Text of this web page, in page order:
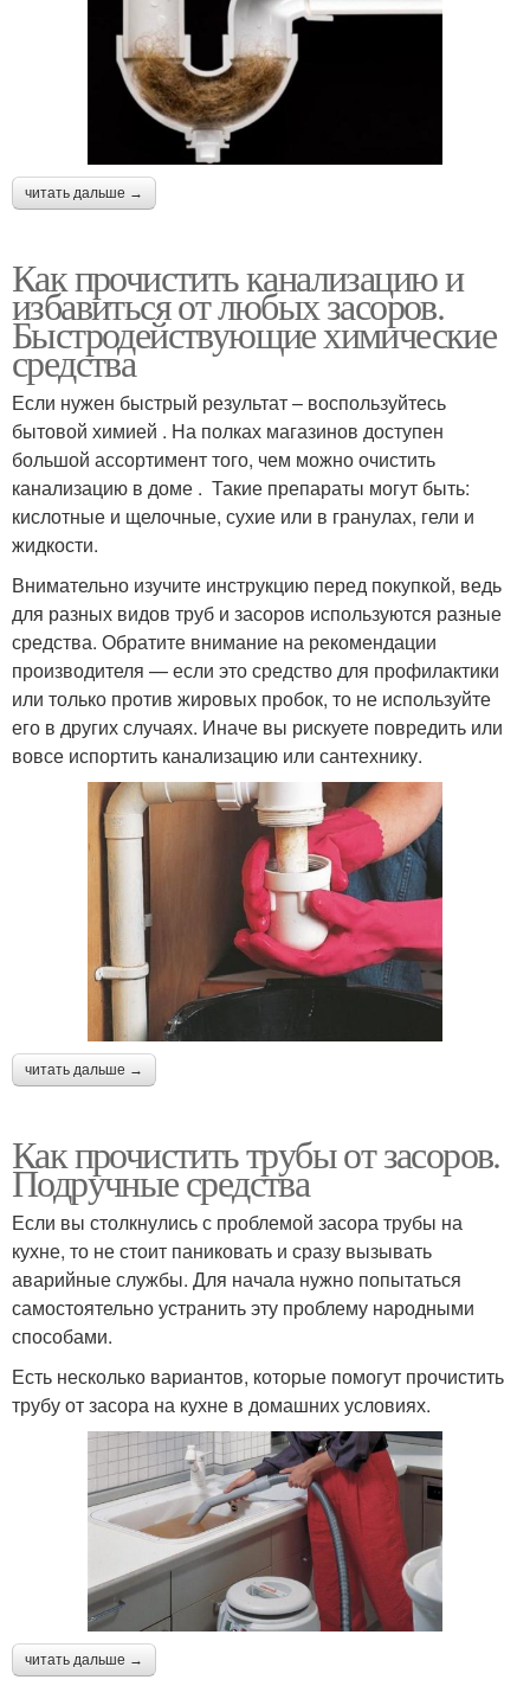
читать дальше →
Как прочистить канализацию и
избавиться от любых засоров.
Быстродействующие химические
средства
Если нужен быстрый результат – воспользуйтесь
бытовой химией . На полках магазинов доступен
большой ассортимент того, чем можно очистить
канализацию в доме . Такие препараты могут быть:
кислотные и щелочные, сухие или в гранулах, гели и
жидкости.
Внимательно изучите инструкцию перед покупкой, ведь
для разных видов труб и засоров используются разные
средства. Обратите внимание на рекомендации
производителя — если это средство для профилактики
или только против жировых пробок, то не используйте
его в других случаях. Иначе вы рискуете повредить или
вовсе испортить канализацию или сантехнику.
читать дальше →
Как прочистить трубы от засоров.
Подручные средства
Если вы столкнулись с проблемой засора трубы на
кухне, то не стоит паниковать и сразу вызывать
аварийные службы. Для начала нужно попытаться
самостоятельно устранить эту проблему народными
способами.
Есть несколько вариантов, которые помогут прочистить
трубу от засора на кухне в домашних условиях.
читать дальше →